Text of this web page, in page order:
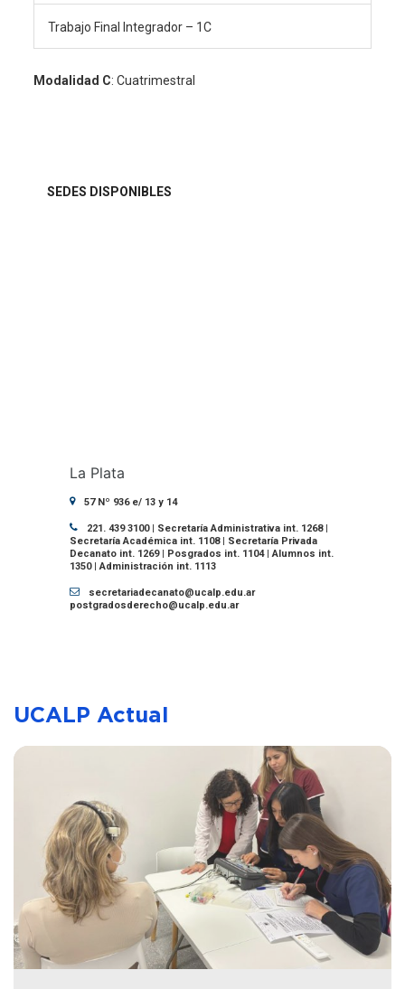
Trabajo Final Integrador – 1C
Modalidad C: Cuatrimestral
SEDES DISPONIBLES
La Plata
57 Nº 936 e/ 13 y 14
221. 439 3100 | Secretaría Administrativa int. 1268 |
Secretaría Académica int. 1108 | Secretaría Privada
Decanato int. 1269 | Posgrados int. 1104 | Alumnos int.
1350 | Administración int. 1113
secretariadecanato@ucalp.edu.ar
postgradosderecho@ucalp.edu.ar
UCALP Actual